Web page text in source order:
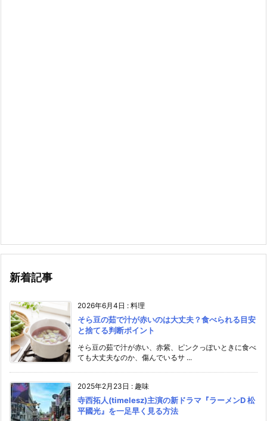
新着記事
2026年6月4日 : 料理
そら豆の茹で汁が赤いのは大丈夫？食べられる目安
と捨てる判断ポイント
そら豆の茹で汁が赤い、赤紫、ピンクっぽいときに食べ
ても大丈夫なのか、傷んでいるサ ...
2025年2月23日 : 趣味
寺西拓人(timelesz)主演の新ドラマ『ラーメンD 松
平國光』を一足早く見る方法